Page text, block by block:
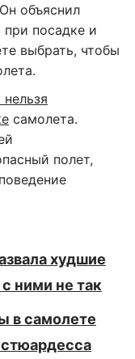
объяснил
при посадке и
выбрать, чтобы
самолета.
полет,
худшие
ними не так
в самолете